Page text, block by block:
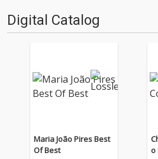
Digital Catalog
Maria João Pires Best
Of Best
o